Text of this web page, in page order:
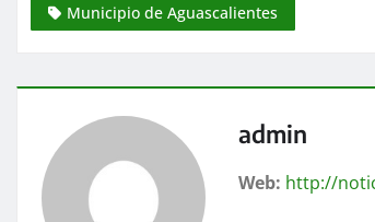
Municipio de Aguascalientes
admin
Web: http://